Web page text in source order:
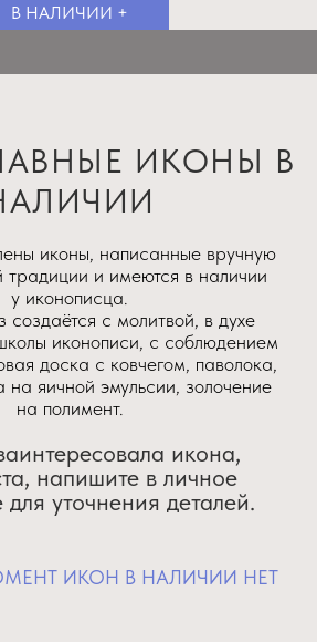
В НАЛИЧИИ +
ИКОНЫ В
иконы, написанные вручную
традиции и имеются в наличии
у иконописца.
с молитвой, в духе
иконописи, с соблюдением
доска с ковчегом, паволока,
на яичной эмульсии, золочение
на полимент.
икона,
напишите в личное
уточнения деталей.
ИКОН В НАЛИЧИИ НЕТ